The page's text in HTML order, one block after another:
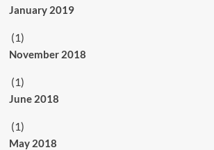
January 2019
(1)
November 2018
(1)
June 2018
(1)
May 2018